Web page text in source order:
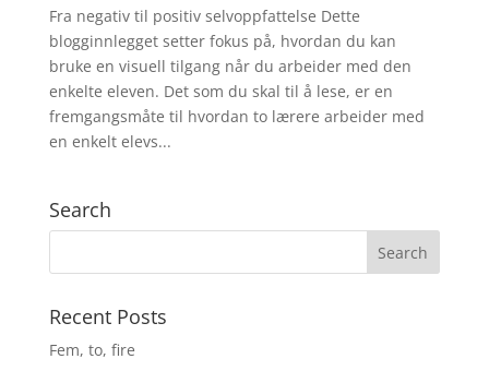
Fra negativ til positiv selvoppfattelse Dette
blogginnlegget setter fokus på, hvordan du kan
bruke en visuell tilgang når du arbeider med den
enkelte eleven. Det som du skal til å lese, er en
fremgangsmåte til hvordan to lærere arbeider med
en enkelt elevs...
Search
Recent Posts
Fem, to, fire